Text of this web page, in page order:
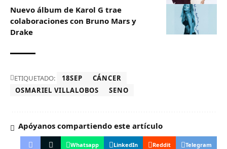
Nuevo álbum de Karol G trae
colaboraciones con Bruno Mars y
Drake
ETIQUETADO: 18SEP
CÁNCER
OSMARIEL VILLALOBOS
SENO
Apóyanos compartiendo este artículo
Whatsapp LinkedIn Reddit Telegram